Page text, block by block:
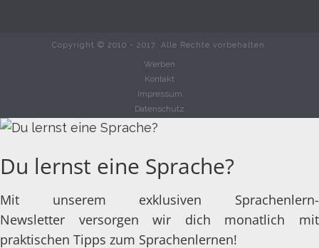
Copyright © 2010 - 2017. Alle Rechte vorbehalten.
Werben
Kontakt
Impressum
Datenschutz
Du lernst eine Sprache?
Mit unserem exklusiven Sprachenlern-
Newsletter versorgen wir dich monatlich mit
praktischen Tipps zum Sprachenlernen!